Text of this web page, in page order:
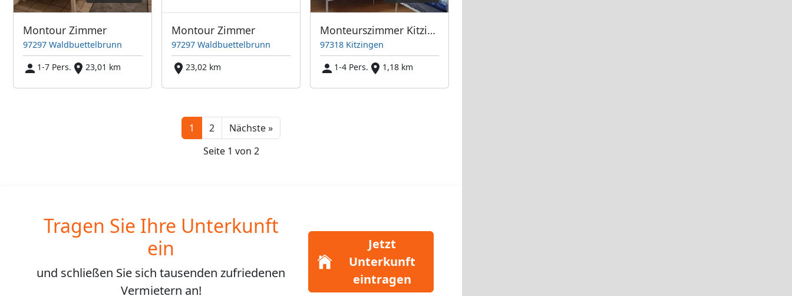
Montour Zimmer
97297 Waldbuettelbrunn
1-7 Pers.
23,01 km
Montour Zimmer
97297 Waldbuettelbrunn
23,02 km
Monteurszimmer Kitzingen
97318 Kitzingen
1-4 Pers.
1,18 km
1 2 Nächste »Next
Seite 1 von 2
Tragen Sie Ihre Unterkunft
ein
und schließen Sie sichtausenden zufriedenen
Vermietern an!
Jetzt
Unterkunft
eintragen